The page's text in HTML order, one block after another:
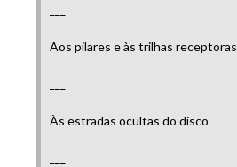
Aos pilares e às trilhas receptoras
Às estradas ocultas do disco